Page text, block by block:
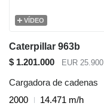
VÍDEO
Caterpillar 963b
$ 1.201.000
EUR 25.900
Cargadora de cadenas
2000
14.471 m/h